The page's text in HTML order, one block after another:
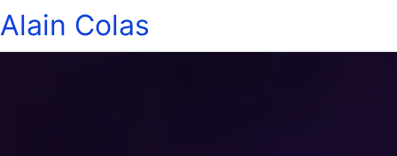
Alain Colas